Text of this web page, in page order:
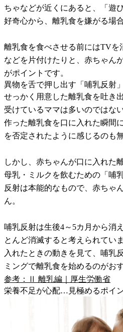
ちゃなどが近くにあると、「遊
好奇心から、離乳食を嫌がる場
離乳食を食べさせる前にはTVを
などを片付けたりと、赤ちゃん
がポイントです。
異物を舌で押し出す「哺乳反射
せっかく用意した離乳食を吐き
受けているママは多いのではな
作った離乳食を口に入れた瞬間
を否定されたように感じるのも
しかし、赤ちゃんが口に入れた
母乳・ミルクを飲むための「哺
反射は本能的なもので、赤ちゃ
ん。
哺乳反射は生後4～5カ月から消
とんど消滅すると考えられてい
入れたときの動きを見て、哺乳
ミングで離乳食を始めるのがお
参考：Ⅱ 離乳編｜厚生労働省
栄養不足が心配…見極めるポイ